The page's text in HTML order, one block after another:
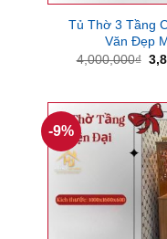
Tủ Thờ 3 Tầng
Văn Đẹp
4,000,000₫ Giá
-9%